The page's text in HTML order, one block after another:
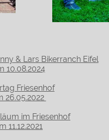
& Lars Bikerranch Eifel
10.08.2024
Friesenhof
26.05.2022
im Friesenhof
11.12.2021